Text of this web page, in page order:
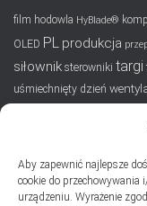
Aby zapewnić najlepsze
cookie do
urządzeniu. Wyrażenie
film hodowla HyBlade®
OLED PL produkcja
siłownik sterowniki targi
uśmiechnięty dzień
Dodaj swój adres e-
o nowych wpisach na